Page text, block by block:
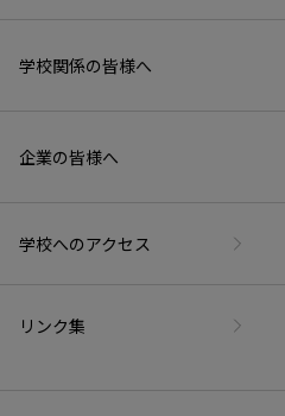
学校関係の皆様へ
企業の皆様へ
学校へのアクセス
リンク集